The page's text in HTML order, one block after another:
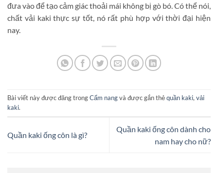
đưa vào để tạo cảm giác thoải mái không bị gò bó. Có thể nói,
chất vải kaki thực sự tốt, nó rất phù hợp với thời đại hiện
nay.
Bài viết này được đăng trongCẩm nangvà được gắn thẻquần kaki, vải
kaki.
Quần kaki ống côn là gì?
Quần kaki ống côn dành cho
nam hay cho nữ?